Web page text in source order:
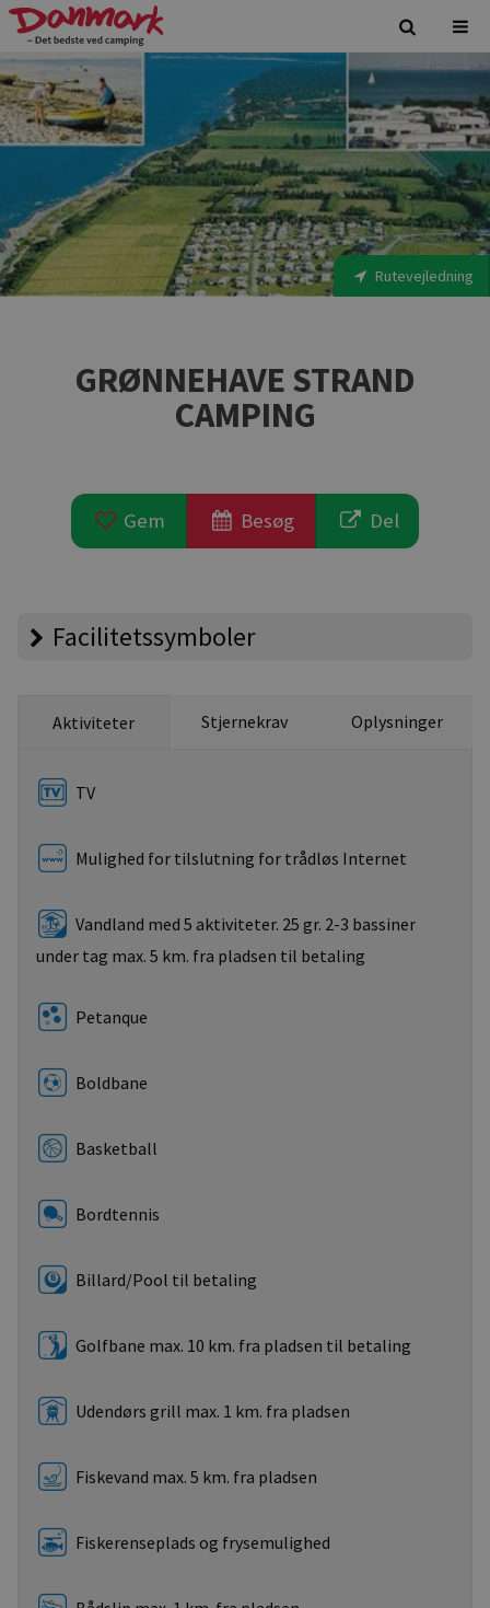
Rutevejledning
GRØNNEHAVE STRAND
CAMPING
Gem Besøg Del
Facilitetssymboler
Aktiviteter Stjernekrav Oplysninger
TV
Mulighed for tilslutning for trådløs Internet
Vandland med 5 aktiviteter. 25 gr. 2-3 bassiner
under tag max. 5 km. fra pladsen til betaling
Petanque
Boldbane
Basketball
Bordtennis
Billard/Pool til betaling
Golfbane max. 10 km. fra pladsen til betaling
Udendørs grill max. 1 km. fra pladsen
Fiskevand max. 5 km. fra pladsen
Fiskerenseplads og frysemulighed